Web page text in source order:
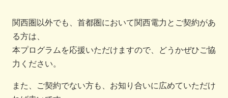
関西圏以外でも、首都圏において関西電力とご契約があ
る方は、
本プログラムを応援いただけますので、どうかぜひご協
力ください。
また、ご契約でない方も、お知り合いに広めていただけ